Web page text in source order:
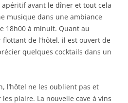
avant le dîner et tout cela
musique dans une ambiance
18h00 à minuit. Quant au
de l’hôtel, il est ouvert de
quelques cocktails dans un
l’hôtel ne les oublient pas et
plaire. La nouvelle cave à vins